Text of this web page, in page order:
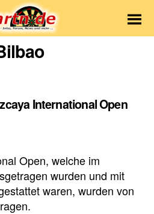
Dartn.de
International Open
Open, welche im
wurden und mit
waren, wurden von